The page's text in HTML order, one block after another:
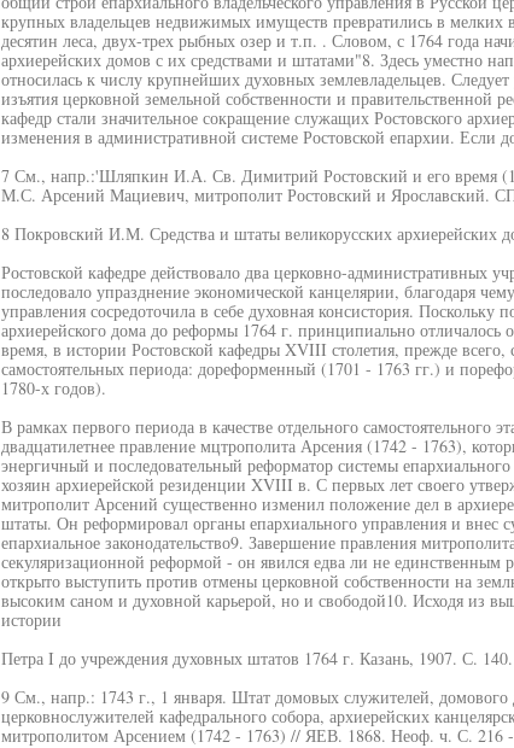
крупных владельцев недвижимых имуществ превратились в мелких
десятин леса, двух-трех рыбных озер и т.п. . Словом, с 1764 года
архиерейских домов с их средствами и штатами"8. Здесь уместно
относилась к числу крупнейших духовных землевладельцев.
изъятия церковной земельной собственности и правительственной
кафедр стали значительное сокращение служащих Ростовского
изменения в административной системе Ростовской епархии. Если
7 См., напр.:'Шляпкин И.А. Св. Димитрий Ростовский и его время
М.С. Арсений Мациевич, митрополит Ростовский и Ярославский.
8 Покровский И.М. Средства и штаты великорусских архиерейских
Ростовской кафедре действовало два церковно-административных
последовало упразднение экономической канцелярии, благодаря
управления сосредоточила в себе духовная консистория. Поскольку
архиерейского дома до реформы 1764 г. принципиально отличалось
время, в истории Ростовской кафедры XVIII столетия, прежде всего,
самостоятельных периода: дореформенный (1701 - 1763 гг.) и
1780-х годов).
В рамках первого периода в качестве отдельного самостоятельного
двадцатилетнее правление мцтрополита Арсения (1742 - 1763),
энергичный и последовательный реформатор системы
хозяин архиерейской резиденции XVIII в. С первых лет своего
митрополит Арсений существенно изменил положение дел в
штаты. Он реформировал органы епархиального управления и внес
епархиальное законодательство9. Завершение правления
секуляризационной реформой - он явился едва ли не
открыто выступить против отмены церковной собственности на
высоким саном и духовной карьерой, но и свободой10. Исходя из
истории
Петра I до учреждения духовных штатов 1764 г. Казань, 1907. С. 140.
9 См., напр.: 1743 г., 1 января. Штат домовых служителей, домового
церковнослужителей кафедрального собора, архиерейских
митрополитом Арсением (1742 - 1763) // ЯЕВ. 1868. Неоф. ч. С. 216 -